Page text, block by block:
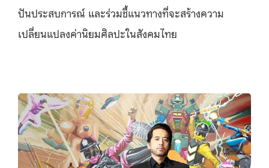
ปันประสบการณ์ และร่วมชี้แนวทางที่จะสร้างความ
เปลี่ยนแปลงค่านิยมศิลปะในสังคมไทย